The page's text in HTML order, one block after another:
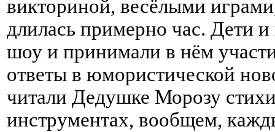
викториной, весёлыми
длилась примерно час. Дети
шоу и принимали в нём
ответы в юмористической
читали Дедушке Морозу
инструментах, вообщем,